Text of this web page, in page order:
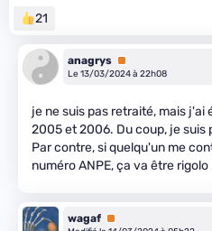
21
anagrys Premium
Le 13/03/2024 à 22h08
je ne suis pas retraité, mais
2005 et 2006. Du coup, je suis
Par contre, si quelqu'un me
numéro ANPE, ça va être rigolo
wagaf Premium